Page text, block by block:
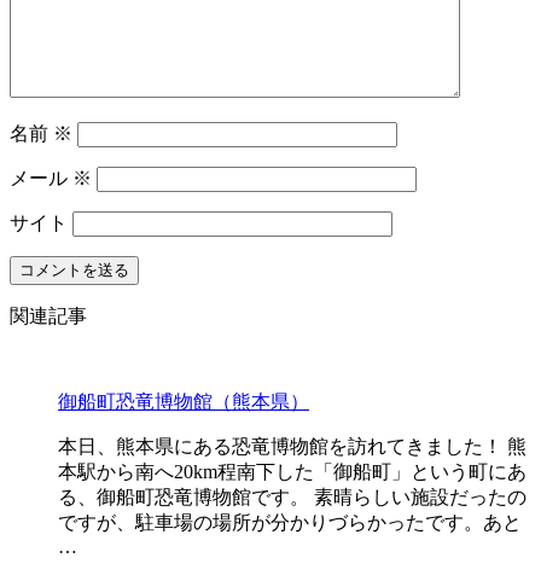
名前 ※
メール ※
サイト
関連記事
御船町恐竜博物館（熊本県）
本日、熊本県にある恐竜博物館を訪れてきました！ 熊
本駅から南へ20km程南下した「御船町」という町にあ
る、御船町恐竜博物館です。 素晴らしい施設だったの
ですが、駐車場の場所が分かりづらかったです。あと
…